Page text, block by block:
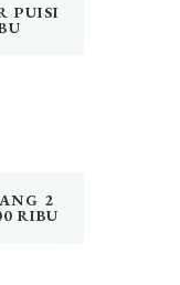
PUISI
2
RIBU